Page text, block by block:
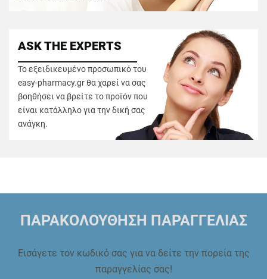
ASK THE EXPERTS
Το εξειδικευμένο προσωπικό του
easy-pharmacy.gr θα χαρεί να σας
βοηθήσει να βρείτε το προϊόν που
είναι κατάλληλο για την δική σας
ανάγκη.
ΠΑΡΑΚΟΛΟΥΘΗΣΗ ΠΑΡΑΓΓΕΛΙΑΣ
Εισάγετε τον κωδικό σας για να δείτε την πορεία της
παραγγελίας σας!